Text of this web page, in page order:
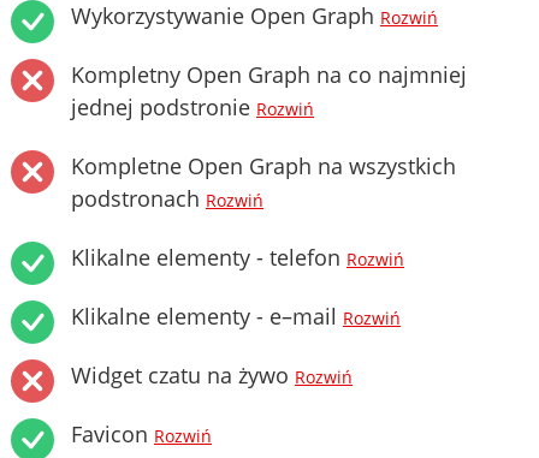
Wykorzystywanie Open Graph Rozwiń
Kompletny Open Graph na co najmniej
jednej podstronie Rozwiń
Kompletne Open Graph na wszystkich
podstronach Rozwiń
Klikalne elementy - telefon Rozwiń
Klikalne elementy - e–mail Rozwiń
Widget czatu na żywo Rozwiń
Favicon Rozwiń